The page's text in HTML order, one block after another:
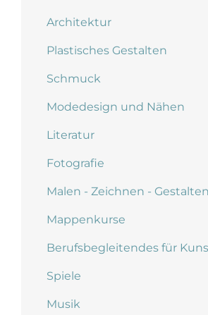
Architektur
Plastisches Gestalten
Schmuck
Modedesign und Nähen
Literatur
Fotografie
Malen - Zeichnen - Gestalten
Mappenkurse
Berufsbegleitendes für
Spiele
Musik